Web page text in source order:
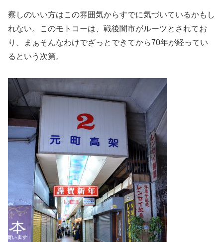
察しのいい方はこの雰囲気からすでに気づいているかもし
れない。このモトコーは、戦後闇市がルーツとされてお
り、まぁそんなわけでざっとできてから70年が経ってい
るという次第。